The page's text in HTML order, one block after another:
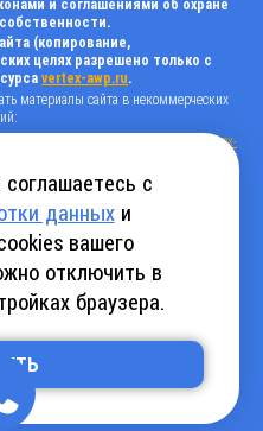
и соглашениями об охране
(копирование,
целях разрешено только с
vertex-awp.ru.
материалы сайта в некоммерческих
на оригинал в виде: «источник
vertex-
«nofollow» и любые другие
в ссылках;
должны оставаться в неизменном
сайтаvertex-awp.ru
размещена на главной странице вашего
только следующую
на скидки, адреса офисов,
нарушением авторских прав и
и уголовной ответственности в
с
данныхи
вашего
отключить в
браузера.